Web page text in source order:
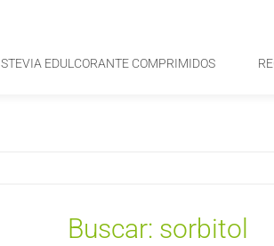
STEVIA EDULCORANTE COMPRIMIDOS
Buscar: sorbitol